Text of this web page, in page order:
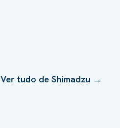
Ver tudo de Shimadzu →